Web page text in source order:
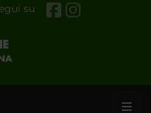
su